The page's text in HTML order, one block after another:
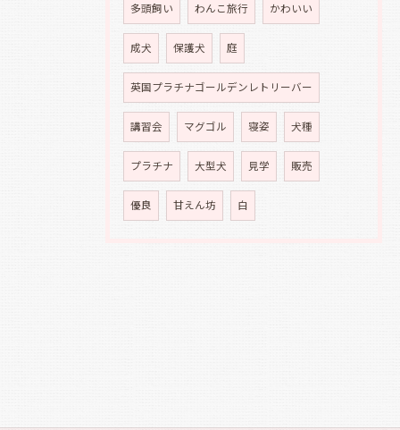
多頭飼い わんこ旅行 かわいい
成犬 保護犬 庭
英国プラチナゴールデンレトリーバー
講習会 マグゴル 寝姿 犬種
プラチナ 大型犬 見学 販売
優良 甘えん坊 白